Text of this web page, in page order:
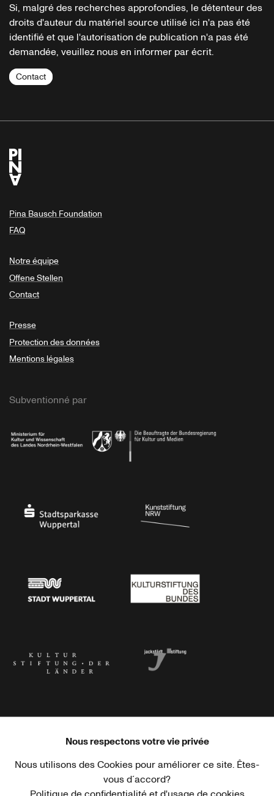
Si, malgré des recherches approfondies, le détenteur des
droits d'auteur du matériel source utilisé ici n'a pas été
identifié et que l'autorisation de publication n'a pas été
demandée, veuillez nous en informer par écrit.
Contact
Pina Bausch Foundation
FAQ
Notre équipe
Offene Stellen
Contact
Presse
Protection des données
Mentions légales
Subventionné par
Haus der Kulturen der Welt Goethe-Institut
Nous respectons votre vie privée
Nous utilisons des Cookies pour améliorer ce site. Êtes-
vous d´accord?